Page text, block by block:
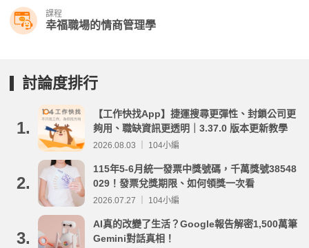
課程
幸福職場的情商管理學
討論度排行
1.
【工作快找App】捷運搜尋更彈性、封鎖公司更
夠用、職缺資訊更透明｜3.37.0 版本更新教學
2026.08.03 ｜ 104小編
2.
115年5-6月統一發票中獎號碼，千萬獎號38548
029！發票兌獎期限、如何領獎一次看
2026.07.27 ｜ 104小編
3.
AI真的改變了生活？Google報告解密1,500萬筆
Gemini對話真相！